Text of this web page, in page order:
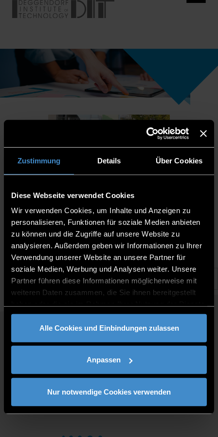
Zustimmung Details Über Cookies
Diese Webseite verwendet Cookies
Wir verwenden Cookies, um Inhalte und Anzeigen zu
personalisieren, Funktionen für soziale Medien anbieten
zu können und die Zugriffe auf unsere Website zu
analysieren. Außerdem geben wir Informationen zu Ihrer
Verwendung unserer Website an unsere Partner für
soziale Medien, Werbung und Analysen weiter. Unsere
Partner führen diese Informationen möglicherweise mit
weiteren Daten zusammen, die Sie ihnen bereitgestellt
gesammelt haben.
Alle Cookies und Einbindungen zulassen
Anpassen
Nur notwendige Cookies verwenden
18.10.2021 | THD Zentrum für Akademische Weiterbildung
QUICKLINKS
FOR BUSINESSES
DIRECTIONS